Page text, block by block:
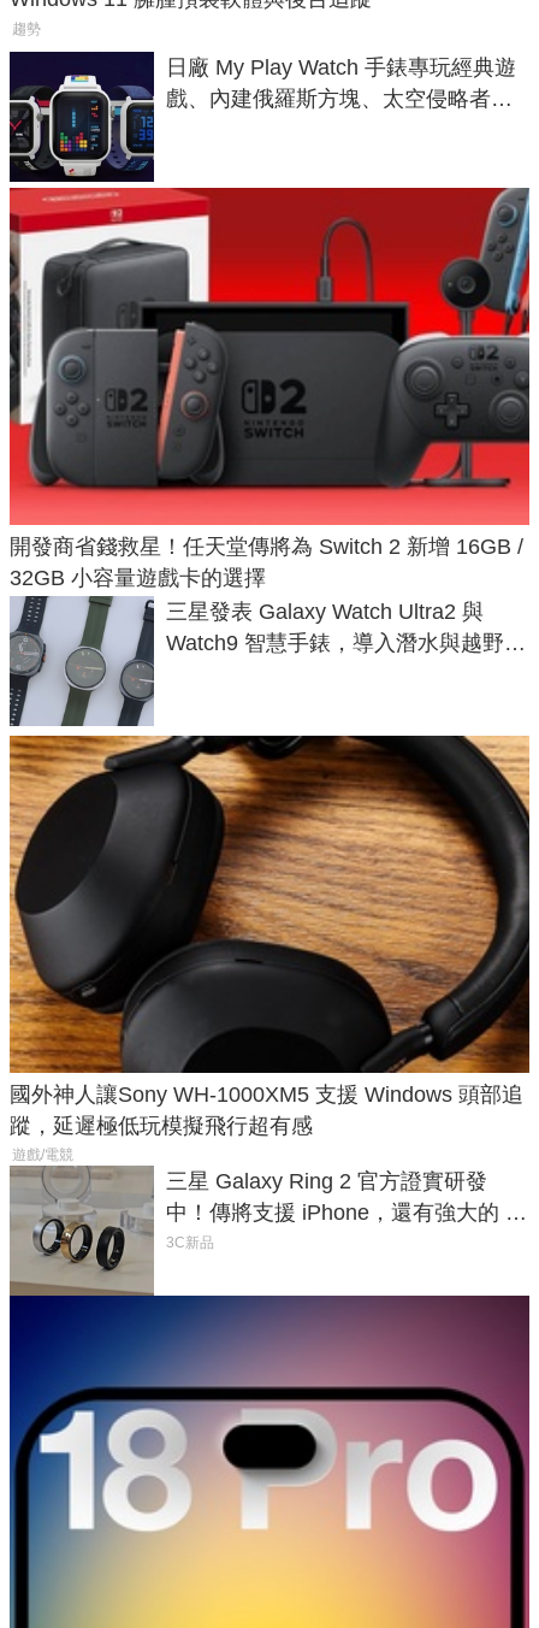
趨勢
日廠 My Play Watch 手錶專玩經典遊
戲、內建俄羅斯方塊、太空侵略者，
開發商省錢救星！任天堂傳將為 Switch 2 新增 16GB /
32GB 小容量遊戲卡的選擇
三星發表 Galaxy Watch Ultra2 與
Watch9 智慧手錶，導入潛水與越野跑
國外神人讓Sony WH-1000XM5 支援 Windows 頭部追
蹤，延遲極低玩模擬飛行超有感
遊戲/電競
三星 Galaxy Ring 2 官方證實研發
中！傳將支援 iPhone，還有強大的 AI
與智慧家電連動功能
3C新品